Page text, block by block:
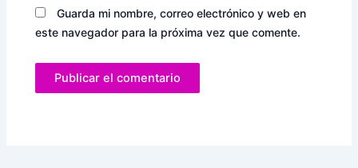
Guarda mi nombre, correo electrónico y web en
este navegador para la próxima vez que comente.